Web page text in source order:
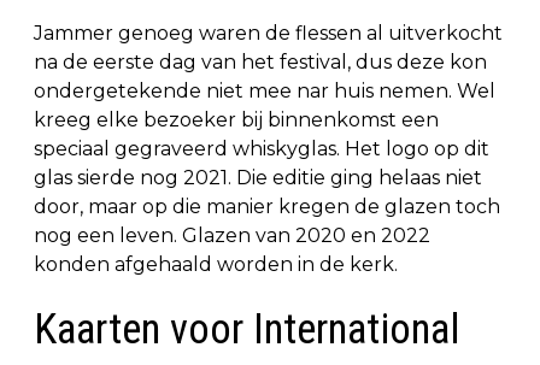
Jammer genoeg waren de flessen al uitverkocht
na de eerste dag van het festival, dus deze kon
ondergetekende niet mee nar huis nemen. Wel
kreeg elke bezoeker bij binnenkomst een
speciaal gegraveerd whiskyglas. Het logo op dit
glas sierde nog 2021. Die editie ging helaas niet
door, maar op die manier kregen de glazen toch
nog een leven. Glazen van 2020 en 2022
konden afgehaald worden in de kerk.
Kaarten voor International